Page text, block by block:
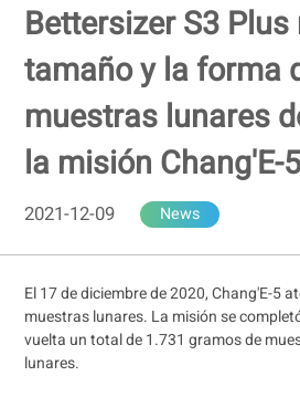
Bettersizer S3 Plus
tamaño y la forma
muestras lunares
la misión Chang'E-5
2021-12-09 News
El 17 de diciembre de 2020, Chang'E-5
muestras lunares. La misión se
vuelta un total de 1.731 gramos de
lunares.